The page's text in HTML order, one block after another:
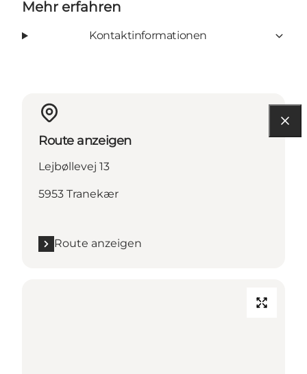
Mehr erfahren
Kontaktinformationen
Route anzeigen
Lejbøllevej 13
5953 Tranekær
Route anzeigen